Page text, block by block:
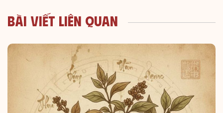
Bài Viết Liên Quan